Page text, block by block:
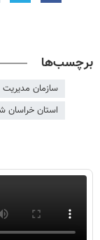
برچسب‌ها
سازمان مدیریت
استان خراسان